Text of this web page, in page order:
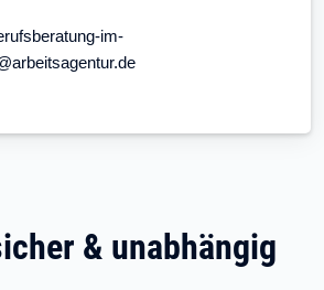
im-
& unabhängig